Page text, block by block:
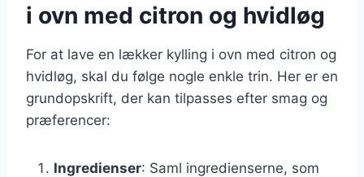
i ovn med citron og hvidløg
For at lave en lækker kylling i ovn med citron og
hvidløg, skal du følge nogle enkle trin. Her er en
grundopskrift, der kan tilpasses efter smag og
præferencer:
Ingredienser: Saml ingredienserne, som